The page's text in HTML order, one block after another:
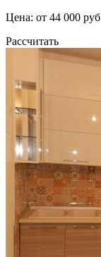
Цена: от 44 000
Рассчитать